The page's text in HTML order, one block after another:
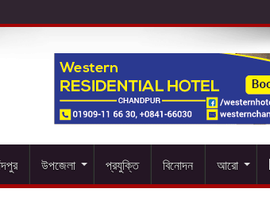
উপজেলা প্রযুক্তি বিনোদন আরো